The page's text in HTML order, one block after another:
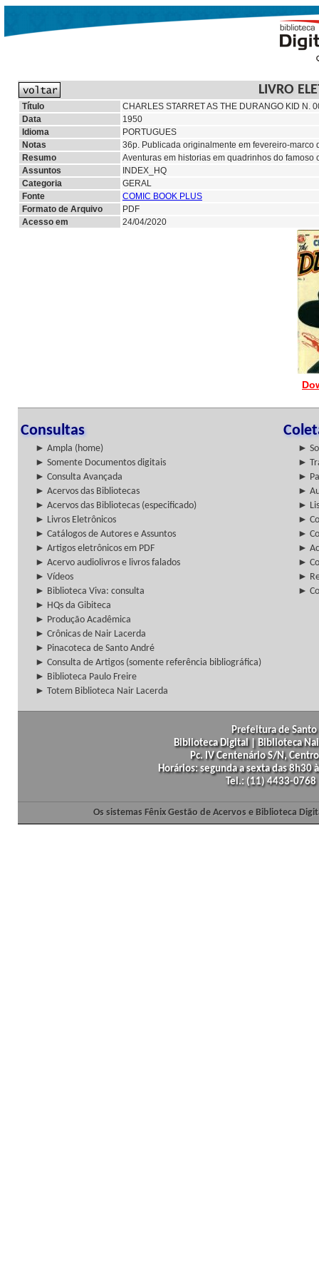
LIVRO
Título
CHARLES STARRET AS THE DURANGO KID N.
Data
1950
Idioma
PORTUGUES
Notas
36p. Publicada originalmente em fevereiro-
Resumo
Aventuras em historias em quadrinhos do
Assuntos
INDEX_HQ
Categoria
GERAL
Fonte
COMIC BOOK PLUS
Formato de Arquivo
PDF
Acesso em
24/04/2020
Consultas
► Ampla (home)
►
► Somente Documentos digitais
►
► Consulta Avançada
►
► Acervos das Bibliotecas
►
► Acervos das Bibliotecas (especificado)
►
► Livros Eletrônicos
►
► Catálogos de Autores e Assuntos
►
► Artigos eletrônicos em PDF
►
► Acervo audiolivros e livros falados
►
► Vídeos
►
► Biblioteca Viva: consulta
►
► HQs da Gibiteca
► Produção Acadêmica
► Crônicas de Nair Lacerda
► Pinacoteca de Santo André
► Consulta de Artigos (somente referência bibliográfica)
► Biblioteca Paulo Freire
► Totem Biblioteca Nair Lacerda
Prefeitura de
Biblioteca Digital | Biblioteca
Pc. IV Centenário S/N,
Horários: segunda a sexta das
Tel.: (11) 4433-
Os sistemas Fênix Gestão de Acervos e Biblioteca